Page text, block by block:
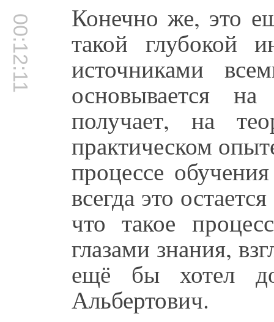
00:12:11 Конечно же, это
такой глубокой
источниками
основывается
получает, на
практическом
процессе
всегда это
что такое
глазами знания,
ещё бы хотел
Альбертович.